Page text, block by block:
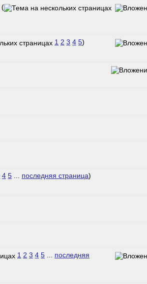
(
1 2 3 4 5)
4 5 ... последняя страница)
1 2 3 4 5 ... последняя